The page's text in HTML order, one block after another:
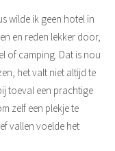
wilde ik geen hotel in
en reden lekker door,
of camping. Dat is nou
het valt niet altijd te
toeval een prachtige
zelf een plekje te
vallen voelde het